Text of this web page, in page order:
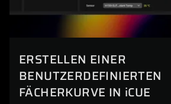
ERSTELLEN EINER
BENUTZERDEFINIERTEN
FÄCHERKURVE IN iCUE